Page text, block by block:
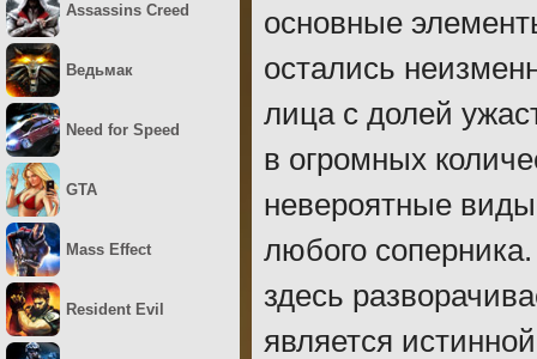
основные
остались
лица с долей
в огромных
невероятные
любого
здесь
является
Assassins Creed
Ведьмак
Need for Speed
GTA
Mass Effect
Resident Evil